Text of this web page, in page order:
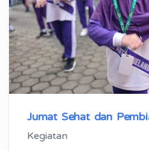
Jumat Sehat dan
Kegiatan